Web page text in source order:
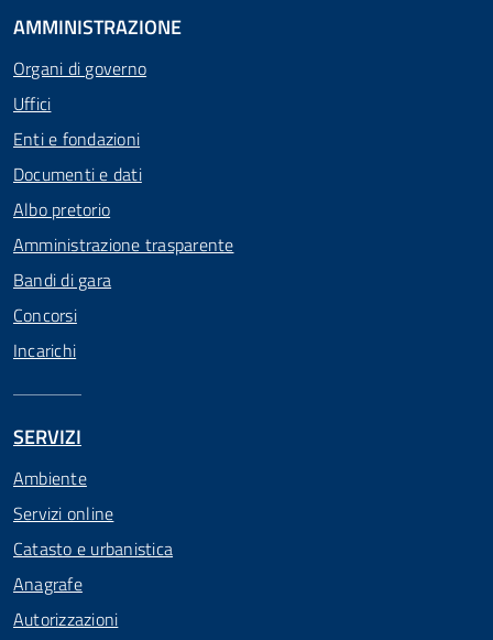
AMMINISTRAZIONE
Organi di governo
Uffici
Enti e fondazioni
Documenti e dati
Albo pretorio
Amministrazione trasparente
Bandi di gara
Concorsi
Incarichi
SERVIZI
Ambiente
Servizi online
Catasto e urbanistica
Anagrafe
Autorizzazioni